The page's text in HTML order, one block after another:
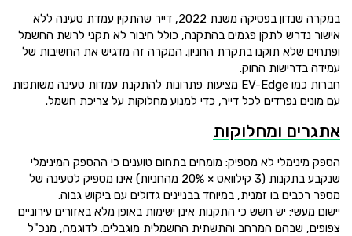
במקרה שנדון בפסיקה משנת 2022, דייר שהתקין עמדת טעינה ללא
אישור נדרש לתקן פגמים בהתקנה, כולל חיבור לא תקני לרשת החשמל
ופתחים שלא תוקנו בתקרת החניון. המקרה זה מדגיש את החשיבות של
עמידה בדרישות החוק.
חברות כמו EV-Edge מציעות פתרונות להתקנת עמדות טעינה משותפות
עם מונים נפרדים לכל דייר, כדי למנוע מחלוקות על צריכת חשמל.
אתגרים ומחלוקות
הספק מינימלי לא מספיק: מומחים בתחום טוענים כי ההספק המינימלי
שנקבע בתקנות (3 קילוואט × 20% מהחניות) אינו מספיק לטעינה של
מספר רכבים בו זמנית, במיוחד בבניינים גדולים עם ביקוש גבוה.
יישום מעשי: יש חשש כי התקנות אינן ישימות באופן מלא באזורים עירוניים
צפופים, שבהם המרחב והתשתית החשמלית מוגבלים. לדוגמה, מנכ"ל